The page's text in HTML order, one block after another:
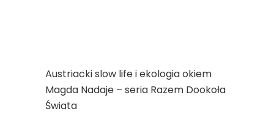
Austriacki slow life i ekologia okiem
Magda Nadaje – seria Razem Dookoła
Świata